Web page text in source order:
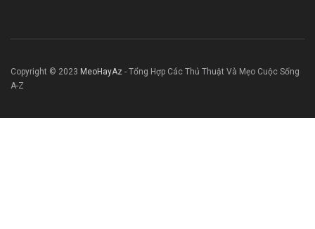
Copyright © 2023 MeoHayAz - Tổng Hợp Các Thủ Thuật Và Mẹo Cuộc Sống
A-Z